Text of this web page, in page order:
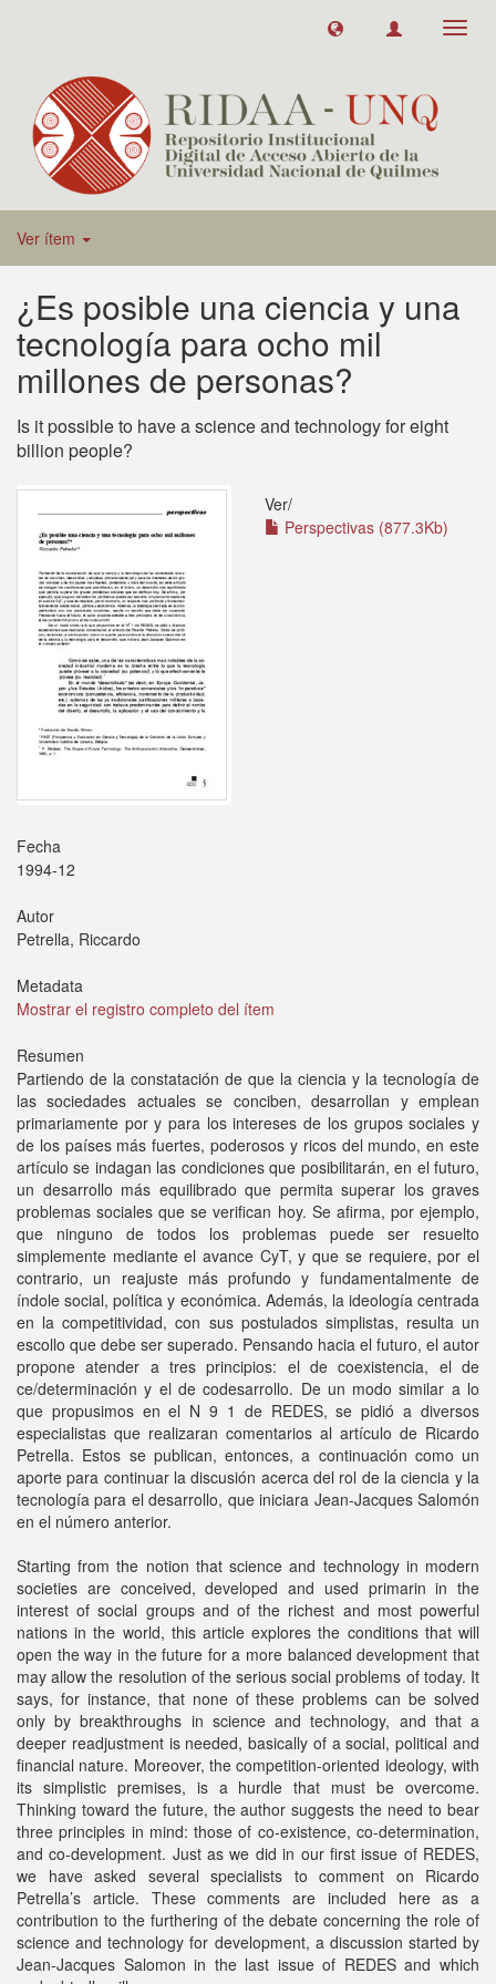
Ver ítem
¿Es posible una ciencia y una
tecnología para ocho mil
millones de personas?
Is it possible to have a science and technology for eight
billion people?
Ver/
Perspectivas (877.3Kb)
Fecha
1994-12
Autor
Petrella, Riccardo
Metadata
Mostrar el registro completo del ítem
Resumen
Partiendo de la constatación de que la ciencia y la tecnología de
las sociedades actuales se conciben, desarrollan y emplean
primariamente por y para los intereses de los grupos sociales y
de los países más fuertes, poderosos y ricos del mundo, en este
artículo se indagan las condiciones que posibilitarán, en el futuro,
un desarrollo más equilibrado que permita superar los graves
problemas sociales que se verifican hoy. Se afirma, por ejemplo,
que ninguno de todos los problemas puede ser resuelto
simplemente mediante el avance CyT, y que se requiere, por el
contrario, un reajuste más profundo y fundamentalmente de
índole social, política y económica. Además, la ideología centrada
en la competitividad, con sus postulados simplistas, resulta un
escollo que debe ser superado. Pensando hacia el futuro, el autor
propone atender a tres principios: el de coexistencia, el de
ce/determinación y el de codesarrollo. De un modo similar a lo
que propusimos en el N 9 1 de REDES, se pidió a diversos
especialistas que realizaran comentarios al artículo de Ricardo
Petrella. Estos se publican, entonces, a continuación como un
aporte para continuar la discusión acerca del rol de la ciencia y la
tecnología para el desarrollo, que iniciara Jean-Jacques Salomón
en el número anterior.
Starting from the notion that science and technology in modern
societies are conceived, developed and used primarin in the
interest of social groups and of the richest and most powerful
nations in the world, this article explores the conditions that will
open the way in the future for a more balanced development that
may allow the resolution of the serious social problems of today. It
says, for instance, that none of these problems can be solved
only by breakthroughs in science and technology, and that a
deeper readjustment is needed, basically of a social, political and
financial nature. Moreover, the competition-oriented ideology, with
its simplistic premises, is a hurdle that must be overcome.
Thinking toward the future, the author suggests the need to bear
three principles in mind: those of co-existence, co-determination,
and co-development. Just as we did in our first issue of REDES,
we have asked several specialists to comment on Ricardo
Petrella’s article. These comments are included here as a
contribution to the furthering of the debate concerning the role of
science and technology for development, a discussion started by
Jean-Jacques Salomon in the last issue of REDES and which